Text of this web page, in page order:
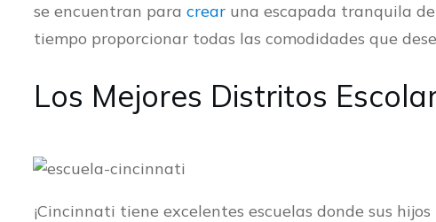
se encuentran para crear una escapada tranquila
tiempo proporcionar todas las comodidades que
Los Mejores Distritos
¡Cincinnati tiene excelentes escuelas donde sus